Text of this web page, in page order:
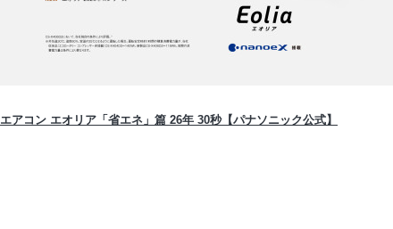
エアコン エオリア「省エネ」篇 26年 30秒【パナソニック公式】